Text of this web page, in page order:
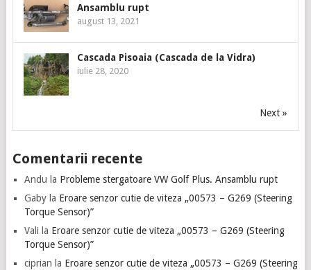
Ansamblu rupt
august 13, 2021
Cascada Pisoaia (Cascada de la Vidra)
iulie 28, 2020
Next »
Comentarii recente
Andu la Probleme stergatoare VW Golf Plus. Ansamblu rupt
Gabyla Eroare senzor cutie de viteza „00573 – G269 (Steering
Torque Sensor)”
Vali la Eroare senzor cutie de viteza „00573 – G269 (Steering
Torque Sensor)”
ciprian la Eroare senzor cutie de viteza „00573 – G269 (Steering